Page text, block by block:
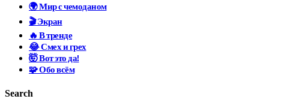
🌍 Мир с чемоданом
🎬 Экран
🔥 В тренде
😂 Смех и грех
🤯 Вот это да!
🧩 Обо всём
Search